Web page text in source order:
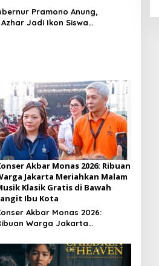
Pramono Anung,
Jadi Ikon Siswa
Akbar Monas 2026: Ribuan
Jakarta Meriahkan Malam
Klasik Gratis di Bawah
Ibu Kota
Akbar Monas 2026:
Warga Jakarta
di Bawah Langit Ibu Kota